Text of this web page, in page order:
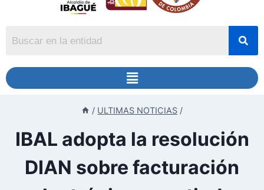
/ ULTIMAS NOTICIAS /
IBAL adopta la resolución
DIAN sobre facturación